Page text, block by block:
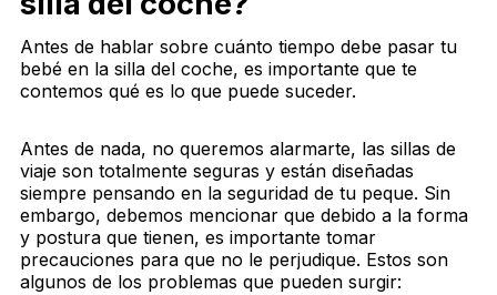
Antes de hablar sobre cuánto tiempo debe pasar tu
bebé en la silla del coche, es importante que te
contemos qué es lo que puede suceder.
Antes de nada, no queremos alarmarte, las sillas de
viaje son totalmente seguras y están diseñadas
siempre pensando en la seguridad de tu peque. Sin
embargo, debemos mencionar que debido a la forma
y postura que tienen, es importante tomar
precauciones para que no le perjudique. Estos son
algunos de los problemas que pueden surgir: